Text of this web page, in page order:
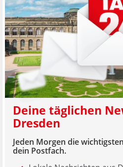
Deine täglichen
Dresden
Jeden Morgen die
dein Postfach.